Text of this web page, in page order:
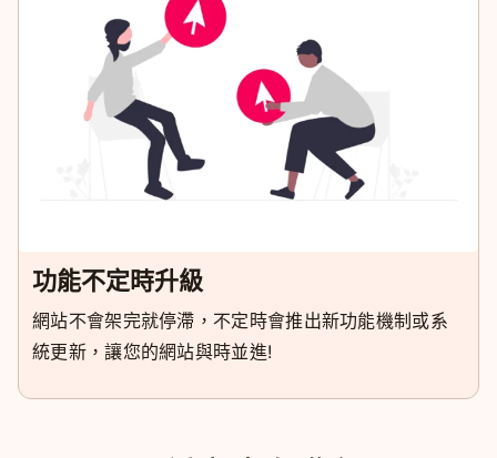
功能不定時升級
網站不會架完就停滯，不定時會推出新功能機制或系
統更新，讓您的網站與時並進!